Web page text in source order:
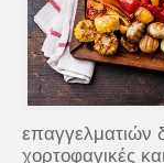
επαγγελματιών
χορτοφαγικές